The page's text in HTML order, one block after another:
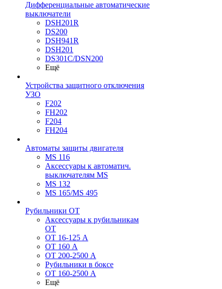
Дифференциальные автоматические
выключатели
DSH201R
DS200
DSH941R
DSH201
DS301C/DSN200
Ещё
Устройства защитного отключения
УЗО
F202
FH202
F204
FH204
Автоматы защиты двигателя
MS 116
Аксессуары к автоматич.
выключателям MS
MS 132
MS 165/MS 495
Рубильники ОТ
Аксессуары к рубильникам
OT
OT 16-125 А
OT 160 А
OT 200-2500 А
Рубильники в боксе
OT 160-2500 А
Ещё